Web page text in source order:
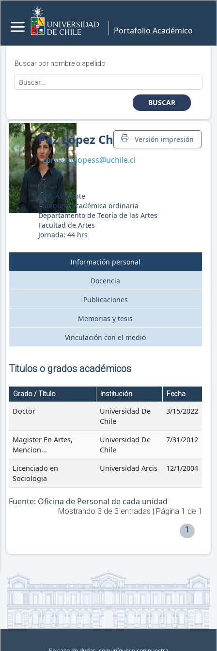
Portafolio Académico
Buscar por nombre o apellido
BUSCAR
Versión impresión
Paz López Chaves
correo:plopess@uchile.cl
Prof. Asistente
Categoría académica ordinaria
Departamento de Teoría de las Artes
Facultad de Artes
Jornada: 44hrs
Información personal
Docencia
Publicaciones
Memorias y tesis
Vinculación con el medio
Titulos o grados académicos
Grado / Título Institución Fecha
Doctor
Universidad De
Chile
3/15/2022
Magister En Artes,
Mencion...
Universidad De
Chile
7/31/2012
Licenciado en
Sociologia
Universidad Arcis 12/1/2004
Fuente: Oficina de Personal de cada unidad
Mostrando 3 de 3 entradas | Página 1 de 1
1